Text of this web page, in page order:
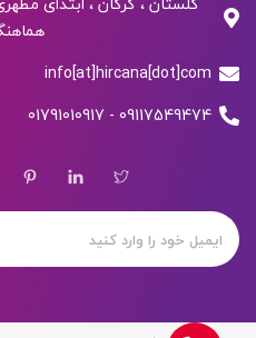
info[at]hircana[dot]com
09117549474 - 01791010917